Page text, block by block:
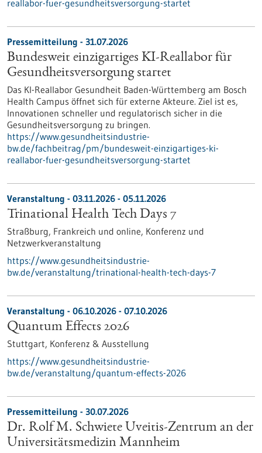
reallabor-fuer-gesundheitsversorgung-startet
Pressemitteilung - 31.07.2026
Bundesweit einzigartiges KI-Reallabor für
Gesundheits­versorgung startet
Das KI-Reallabor Gesundheit Baden-Württemberg am Bosch
Health Campus öffnet sich für externe Akteure. Ziel ist es,
Innovationen schneller und regulatorisch sicher in die
Gesundheitsversorgung zu bringen.
https://www.gesundheitsindustrie-
bw.de/fachbeitrag/pm/bundesweit-einzigartiges-ki-
reallabor-fuer-gesundheitsversorgung-startet
Veranstaltung - 03.11.2026 - 05.11.2026
Trinational Health Tech Days 7
Straßburg, Frankreich und online, Konferenz und
Netzwerkveranstaltung
https://www.gesundheitsindustrie-
bw.de/veranstaltung/trinational-health-tech-days-7
Veranstaltung - 06.10.2026 - 07.10.2026
Quantum Effects 2026
Stuttgart, Konferenz & Ausstellung
https://www.gesundheitsindustrie-
bw.de/veranstaltung/quantum-effects-2026
Pressemitteilung - 30.07.2026
Dr. Rolf M. Schwiete Uveitis-Zentrum an der
Universitätsmedizin Mannheim